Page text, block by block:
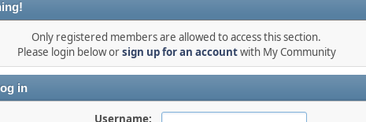
Only registered members are allowed to access this section.
Please login below orsign up for an accountwith My Community
in
Username: